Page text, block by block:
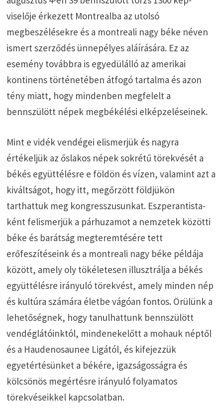
viselője érkezett Montrealba az utolsó
megbeszélésekre és a montreali nagy bé­ke néven
ismert szerződés ünnepélyes aláírására. Ez az
esemény továbbra is egyedülálló az amerikai
kontinens történetében átfogó tartalma és azon
tény mi­att, hogy mindenben megfelelt a
bennszülött népek megbékélési elképzelései­nek.
Mint e vidék vendégei elismerjük és nagyra
értékeljük az őslakos népek sokrétű törekvését a
békés együttélésre e földön és vízen, valamint azt a
kiváltságot, hogy itt, megőrzött földjükön
tarthattuk meg kongresszusunkat. Eszperantista­
ként felismerjük a párhuzamot a nemzetek közötti
béke és barátság megteremté­sére tett
erőfeszítéseink és a montreali nagy béke példája
között, amely oly tö­kéletesen illusztrálja a békés
együttélésre irányuló törekvést, amely minden nép
és kultúra számára életbe vágóan fontos. Örülünk a
lehetőségnek, hogy tanul­hattunk bennszülött
vendéglátóinktól, mindenekelőtt a mohauk néptől
és a Ha­udenosaunee Ligától, és kifejezzük
egyetértésünket a békére, igazságosságra és
kölcsönös megértésre irányuló folyamatos
törekvéseikkel kapcsolatban.